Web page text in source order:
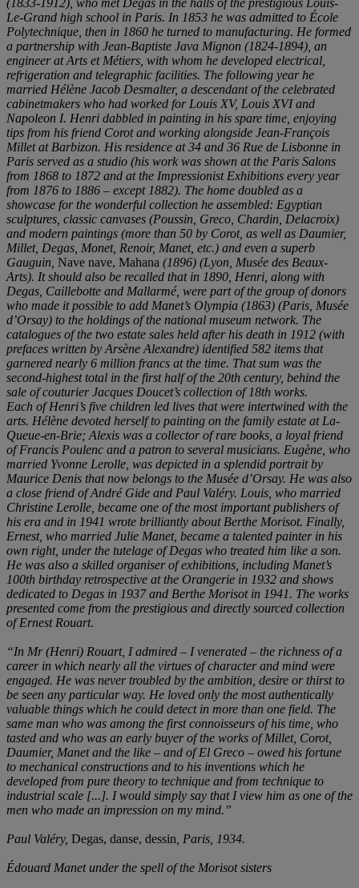
Le-Grand high school in Paris. In 1853 he was admitted to École
Polytechnique, then in 1860 he turned to manufacturing. He formed
a partnership with Jean-Baptiste Java Mignon (1824-1894), an
engineer at Arts et Métiers, with whom he developed electrical,
refrigeration and telegraphic facilities. The following year he
married Hélène Jacob Desmalter, a descendant of the celebrated
cabinetmakers who had worked for Louis XV, Louis XVI and
Napoleon I. Henri dabbled in painting in his spare time, enjoying
tips from his friend Corot and working alongside Jean-François
Millet at Barbizon. His residence at 34 and 36 Rue de Lisbonne in
Paris served as a studio (his work was shown at the Paris Salons
from 1868 to 1872 and at the Impressionist Exhibitions every year
from 1876 to 1886 ‒ except 1882). The home doubled as a
showcase for the wonderful collection he assembled: Egyptian
sculptures, classic canvases (Poussin, Greco, Chardin, Delacroix)
and modern paintings (more than 50 by Corot, as well as Daumier,
Millet, Degas, Monet, Renoir, Manet, etc.) and even a superb
Gauguin, Nave nave, Mahana (1896) (Lyon, Musée des Beaux-
Arts). It should also be recalled that in 1890, Henri, along with
Degas, Caillebotte and Mallarmé, were part of the group of donors
who made it possible to add Manet’s Olympia (1863) (Paris, Musée
d’Orsay) to the holdings of the national museum network. The
catalogues of the two estate sales held after his death in 1912 (with
prefaces written by Arsène Alexandre) identified 582 items that
garnered nearly 6 million francs at the time. That sum was the
second-highest total in the first half of the 20th century, behind the
sale of couturier Jacques Doucet’s collection of 18th works.
Each of Henri’s five children led lives that were intertwined with the
arts. Hélène devoted herself to painting on the family estate at La-
Queue-en-Brie; Alexis was a collector of rare books, a loyal friend
of Francis Poulenc and a patron to several musicians. Eugène, who
married Yvonne Lerolle, was depicted in a splendid portrait by
Maurice Denis that now belongs to the Musée d’Orsay. He was also
a close friend of André Gide and Paul Valéry. Louis, who married
Christine Lerolle, became one of the most important publishers of
his era and in 1941 wrote brilliantly about Berthe Morisot. Finally,
Ernest, who married Julie Manet, became a talented painter in his
own right, under the tutelage of Degas who treated him like a son.
He was also a skilled organiser of exhibitions, including Manet’s
100th birthday retrospective at the Orangerie in 1932 and shows
dedicated to Degas in 1937 and Berthe Morisot in 1941. The works
presented come from the prestigious and directly sourced collection
of Ernest Rouart.
“In Mr (Henri) Rouart, I admired ‒ I venerated ‒ the richness of a
career in which nearly all the virtues of character and mind were
engaged. He was never troubled by the ambition, desire or thirst to
be seen any particular way. He loved only the most authentically
valuable things which he could detect in more than one field. The
same man who was among the first connoisseurs of his time, who
tasted and who was an early buyer of the works of Millet, Corot,
Daumier, Manet and the like ‒ and of El Greco ‒ owed his fortune
to mechanical constructions and to his inventions which he
developed from pure theory to technique and from technique to
industrial scale [...]. I would simply say that I view him as one of the
men who made an impression on my mind.”
Paul Valéry, Degas, danse, dessin , Paris, 1934.
Édouard Manet under the spell of the Morisot sisters